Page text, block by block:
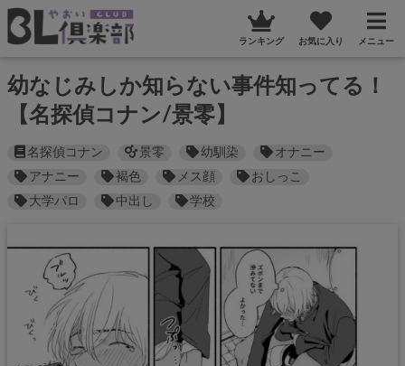
ランキング お気に入り メニュー
幼なじみしか知らない事件知ってる！
【名探偵コナン/景零】
名探偵コナン 景零 幼馴染
オナニー
アナニー
褐色 メス顔
おしっこ
大学パロ
中出し 学校